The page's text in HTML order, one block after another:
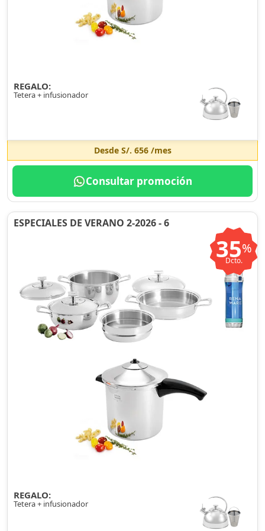
REGALO:
Tetera + infusionador
Desde S/. 656/mes
Consultar promoción
ESPECIALES DE VERANO 2-2026 - 6
35%
Dcto.
REGALO:
Tetera + infusionador